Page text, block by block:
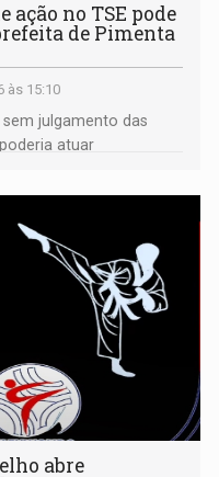
ação no TSE pode
de Pimenta
às 15:10
julgamento das
atuar
abre